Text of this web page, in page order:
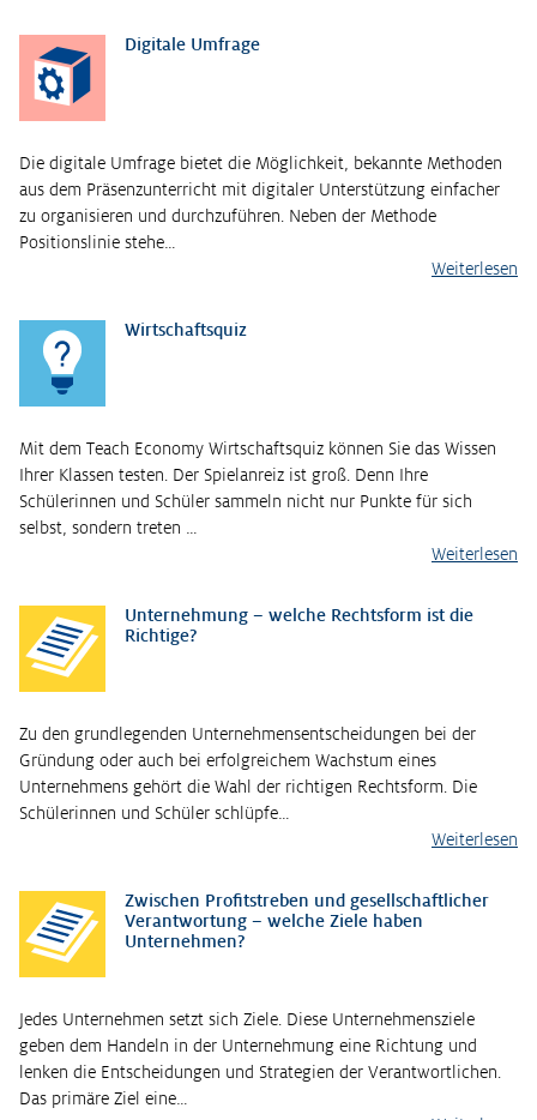
Digitale Umfrage
Die digitale Umfrage bietet die Möglichkeit, bekannte Methoden
aus dem Präsenzunterricht mit digitaler Unterstützung einfacher
zu organisieren und durchzuführen. Neben der Methode
Positionslinie stehe…
Weiterlesen
Wirtschaftsquiz
Mit dem Teach Economy Wirtschaftsquiz können Sie das Wissen
Ihrer Klassen testen. Der Spielanreiz ist groß. Denn Ihre
Schülerinnen und Schüler sammeln nicht nur Punkte für sich
selbst, sondern treten …
Weiterlesen
Unternehmung – welche Rechtsform ist die
Richtige?
Zu den grundlegenden Unternehmensentscheidungen bei der
Gründung oder auch bei erfolgreichem Wachstum eines
Unternehmens gehört die Wahl der richtigen Rechtsform. Die
Schülerinnen und Schüler schlüpfe…
Weiterlesen
Zwischen Profitstreben und gesellschaftlicher
Verantwortung – welche Ziele haben
Unternehmen?
Jedes Unternehmen setzt sich Ziele. Diese Unternehmensziele
geben dem Handeln in der Unternehmung eine Richtung und
lenken die Entscheidungen und Strategien der Verantwortlichen.
Das primäre Ziel eine…